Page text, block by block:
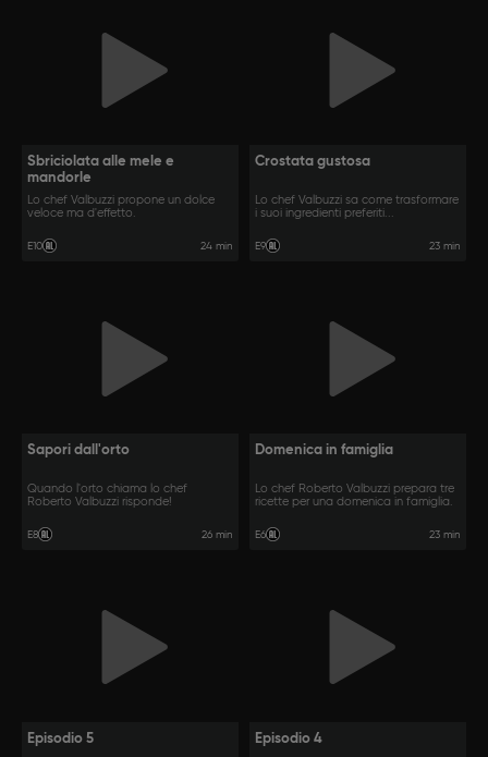
Sbriciolata alle mele e
mandorle
Lo chef Valbuzzi propone un dolce
veloce ma d'effetto.
E10 24 min
Crostata gustosa
Lo chef Valbuzzi sa come trasformare
i suoi ingredienti preferiti...
E9 23 min
Sapori dall'orto
Quando l'orto chiama lo chef
Roberto Valbuzzi risponde!
E8 26 min
Domenica in famiglia
Lo chef Roberto Valbuzzi prepara tre
ricette per una domenica in famiglia.
E6 23 min
Episodio 5 Episodio 4